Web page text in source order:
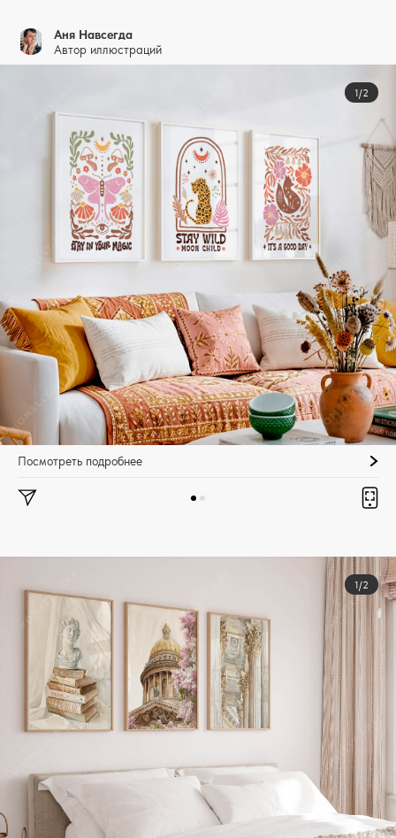
Аня Навсегда
Автор иллюстраций
1/2
Посмотреть подробнее
1/2